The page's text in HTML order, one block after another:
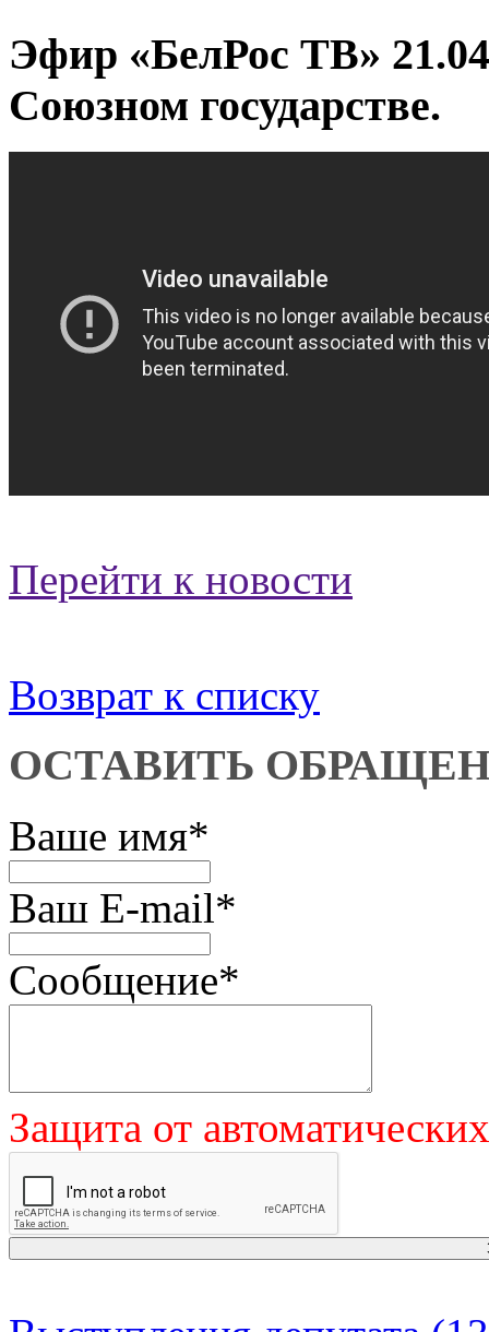
Эфир «БелРос ТВ»
Союзном государстве.
Перейти к новости
Возврат к списку
ОСТАВИТЬ
Ваше имя*
Ваш E-mail*
Сообщение*
Защита от